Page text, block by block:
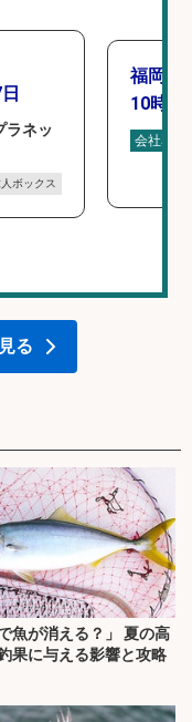
ラネッ
ボックス
福岡「
10時間
会社名
る
魚が消える？」 夏の高
果に与える影響と攻略